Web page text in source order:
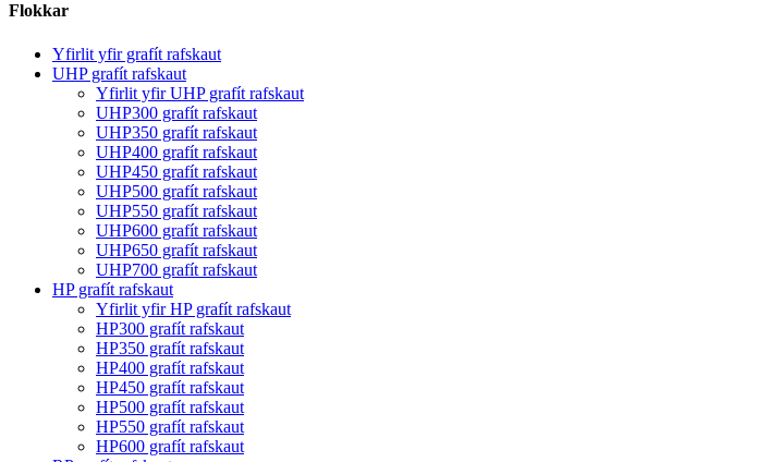
Flokkar
Yfirlit yfir grafít rafskaut
UHP grafít rafskaut
Yfirlit yfir UHP grafít rafskaut
UHP300 grafít rafskaut
UHP350 grafít rafskaut
UHP400 grafít rafskaut
UHP450 grafít rafskaut
UHP500 grafít rafskaut
UHP550 grafít rafskaut
UHP600 grafít rafskaut
UHP650 grafít rafskaut
UHP700 grafít rafskaut
HP grafít rafskaut
Yfirlit yfir HP grafít rafskaut
HP300 grafít rafskaut
HP350 grafít rafskaut
HP400 grafít rafskaut
HP450 grafít rafskaut
HP500 grafít rafskaut
HP550 grafít rafskaut
HP600 grafít rafskaut